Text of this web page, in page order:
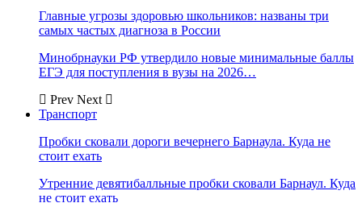
Главные угрозы здоровью школьников: названы три
самых частых диагноза в России
Минобрнауки РФ утвердило новые минимальные баллы
ЕГЭ для поступления в вузы на 2026…
Prev Next
Транспорт
Пробки сковали дороги вечернего Барнаула. Куда не
стоит ехать
Утренние девятибалльные пробки сковали Барнаул. Куда
не стоит ехать